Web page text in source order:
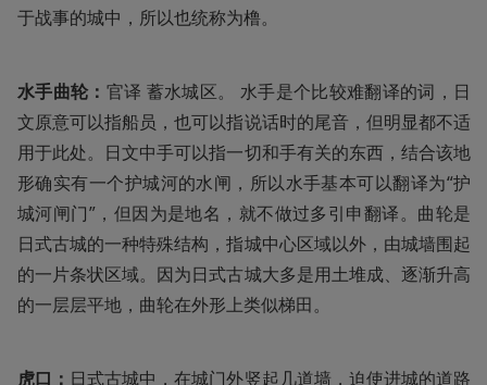
于战事的城中，所以也统称为橹。
水手曲轮： 官译 蓄水城区。 水手是个比较难翻译的词，日
文原意可以指船员，也可以指说话时的尾音，但明显都不适
用于此处。日文中手可以指一切和手有关的东西，结合该地
形确实有一个护城河的水闸，所以水手基本可以翻译为“护
城河闸门”，但因为是地名，就不做过多引申翻译。曲轮是
日式古城的一种特殊结构，指城中心区域以外，由城墙围起
的一片条状区域。因为日式古城大多是用土堆成、逐渐升高
的一层层平地，曲轮在外形上类似梯田。
虎口： 日式古城中，在城门外竖起几道墙，迫使进城的道路